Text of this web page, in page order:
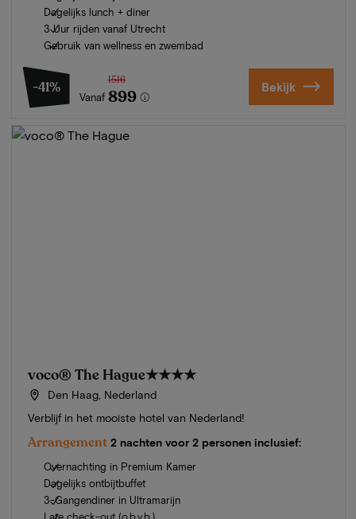
Dagelijks lunch + diner
3 Uur rijden vanaf Utrecht
Gebruik van wellness en zwembad
-41%
Vanaf
1516
899 Bekijk
voco® The Hague★★★★
Den Haag, Nederland
Verblijf in het mooiste hotel van Nederland!
Arrangement 2 nachten voor 2 personen inclusief:
Overnachting in Premium Kamer
Dagelijks ontbijtbuffet
3-Gangendiner in Ultramarijn